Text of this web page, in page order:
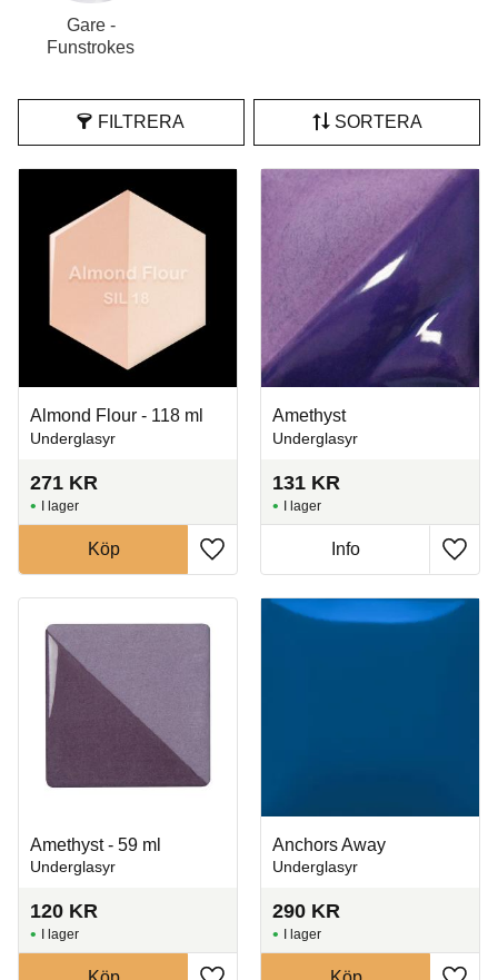
Gare -
Funstrokes
FILTRERA SORTERA
Almond Flour - 118 ml
Underglasyr
271 KR
Lägg till i favoriter
I lager
Köp
Amethyst
Underglasyr
131 KR
Lägg
I lager
Info
Amethyst - 59 ml
Underglasyr
120 KR
I lager
Anchors Away
Underglasyr
290 KR
I lager